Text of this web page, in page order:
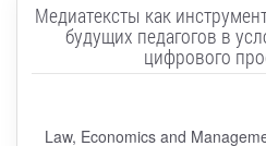
Медиатексты как
будущих педагогов в
цифрового
Law, Economics and